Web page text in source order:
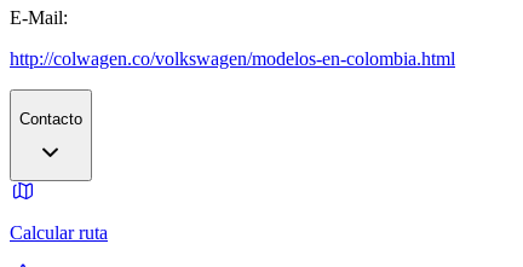
E-Mail:
http://colwagen.co/volkswagen/modelos-en-colombia.html
Contacto
Calcular ruta